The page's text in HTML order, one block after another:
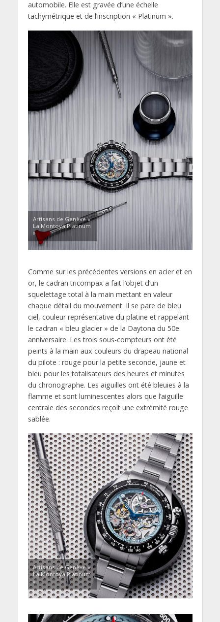
automobile. Elle est gravée d’une échelle
tachymétrique et de l’inscription « Platinum ».
Artisans de Genève «
La Montoya Platinum
»
Comme sur les précédentes versions en acier et en
or, le cadran tricompax a fait l’objet d’un
squelettage total à la main mettant en valeur
chaque détail du mouvement. Il se pare de bleu
ciel, couleur représentative du platine et rappelant
le cadran « bleu glacier » de la Daytona du 50e
anniversaire. Les trois sous-compteurs ont été
peints à la main aux couleurs du drapeau national
du pilote : rouge pour la petite seconde, jaune et
bleu pour les totalisateurs des heures et minutes
du chronographe. Les aiguilles ont été bleuies à la
flamme et sont luminescentes alors que l’aiguille
centrale des secondes reçoit une extrémité rouge
sablée.
Artisans de Genève «
La Montoya Platinum
»